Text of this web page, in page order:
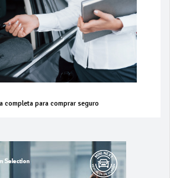
completa para comprar seguro